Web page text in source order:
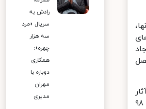
۱ ایجاد
فروردین ۹۷ و دیگری در فروردین ۹۸
رادش به
سریال «مرد
سه هزار
چهره»؛
همکاری
دوباره با
مهران
مدیری